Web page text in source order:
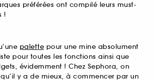
préférées ont compilé leurs must-
!
palette pour une mine absolument
pour toutes les fonctions ainsi que
évidemment ! Chez Sephora, on
y a de mieux, à commencer par un